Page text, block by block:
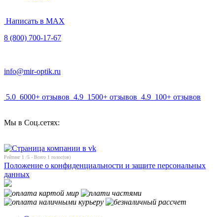
Написать в MAX
8 (800) 700-17-67
info@mir-optik.ru
5.0 6000+ отзывов 4.9 1500+ отзывов 4.9 100+ отзывов
Мы в Соц.сетях:
Рейтинг 1 /5 - Всего 1 голос(ов)
Положение о конфиденциальности и защите персональных
данных